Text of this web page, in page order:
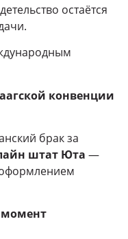
остаётся
конвенции
брак за
штат Юта —
момент